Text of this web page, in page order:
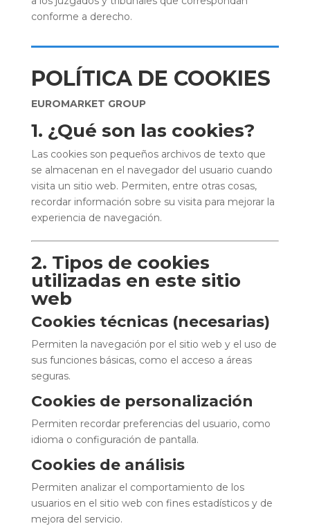
conforme a derecho.
POLÍTICA DE COOKIES
EUROMARKET GROUP
1. ¿Qué son las cookies?
Las cookies son pequeños archivos de texto que
se almacenan en el navegador del usuario cuando
visita un sitio web. Permiten, entre otras cosas,
recordar información sobre su visita para mejorar la
experiencia de navegación.
2. Tipos de cookies
utilizadas en este sitio
web
Cookies técnicas (necesarias)
Permiten la navegación por el sitio web y el uso de
sus funciones básicas, como el acceso a áreas
seguras.
Cookies de personalización
Permiten recordar preferencias del usuario, como
idioma o configuración de pantalla.
Cookies de análisis
Permiten analizar el comportamiento de los
usuarios en el sitio web con fines estadísticos y de
mejora del servicio.